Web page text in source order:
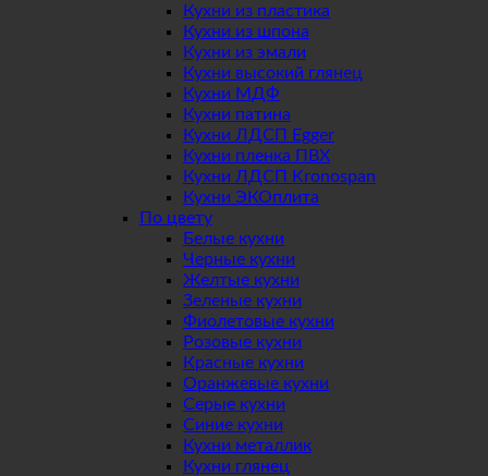
Кухни из пластика
Кухни из шпона
Кухни из эмали
Кухни высокий глянец
Кухни МДФ
Кухни патина
Кухни ЛДСП Egger
Кухни пленка ПВХ
Кухни ЛДСП Kronospan
Кухни ЭКОплита
По цвету
Белые кухни
Черные кухни
Желтые кухни
Зеленые кухни
Фиолетовые кухни
Розовые кухни
Красные кухни
Оранжевые кухни
Серые кухни
Синие кухни
Кухни металлик
Кухни глянец